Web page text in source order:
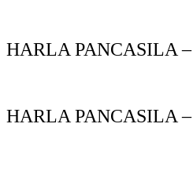
HARLA PANCASILA
HARLA PANCASILA